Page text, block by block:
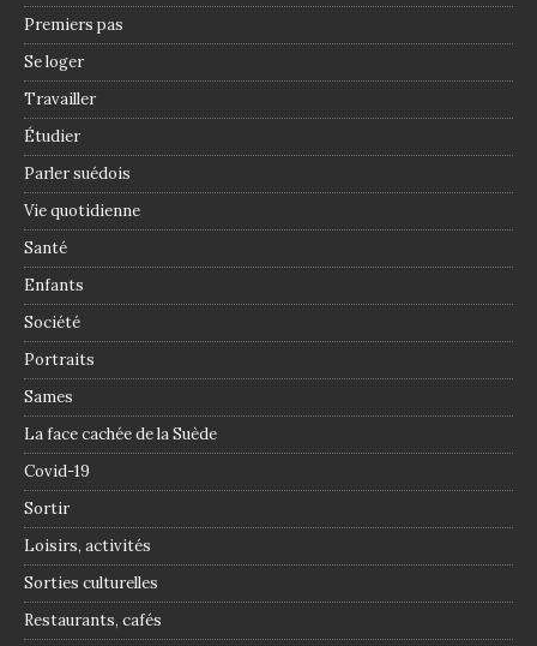
Premiers pas
Se loger
Travailler
Étudier
Parler suédois
Vie quotidienne
Santé
Enfants
Société
Portraits
Sames
La face cachée de la Suède
Covid-19
Sortir
Loisirs, activités
Sorties culturelles
Restaurants, cafés